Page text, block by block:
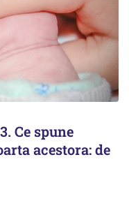
Ce spune
acestora: de